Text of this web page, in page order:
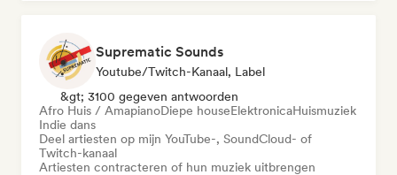
Suprematic Sounds
Youtube/Twitch-Kanaal, Label
&gt; 3100 gegeven antwoorden
Afro Huis / AmapianoDiepe houseElektronicaHuismuziek
Indie dans
Deel artiesten op mijn YouTube-, SoundCloud- of
Twitch-kanaal
Artiesten contracteren of hun muziek uitbrengen